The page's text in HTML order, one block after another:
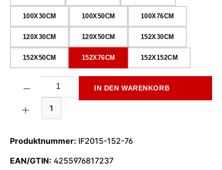
100X30CM 100X50CM 100X76CM
120X30CM 120X50CM 152X30CM
152X50CM 152X76CM 152X152CM
1
IN DEN WARENKORB
Produktnummer: IF2015-152-76
EAN/GTIN: 4255976817237